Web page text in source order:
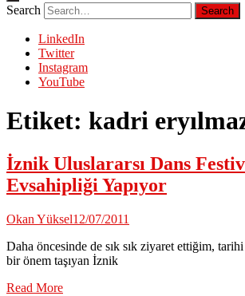
Search
LinkedIn
Twitter
Instagram
YouTube
Etiket: kadri
İznik Uluslararsı Dans
Evsahipliği Yapıyor
Okan Yüksel12/07/2011
Daha öncesinde de sık sık ziyaret ettiğim,
bir önem taşıyan İznik
Read More